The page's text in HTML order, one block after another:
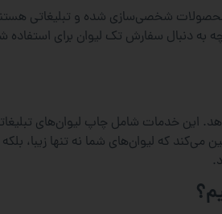
محصولات شخصی‌سازی شده و تبلیغاتی
به دنبال سفارش تک لیوان برای
این خدمات شامل چاپ لیوان‌های
که لیوان‌های شما نه تنها زیبا، بلکه